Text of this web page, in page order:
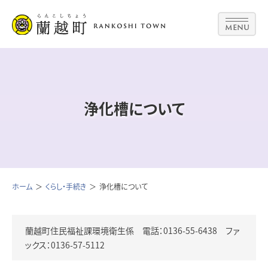
MENU
浄化槽について
ホーム くらし・手続き 浄化槽について
蘭越町住民福祉課環境衛生係 電話：0136-55-6438 ファ
ックス：0136-57-5112